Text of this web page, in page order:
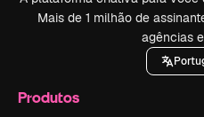
Mais de 1 milhão de
agências
Produtos